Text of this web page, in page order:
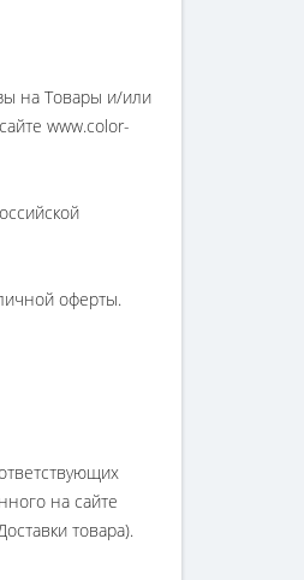
на Товары и/или
www.color-
оферты.
на сайте
товара).